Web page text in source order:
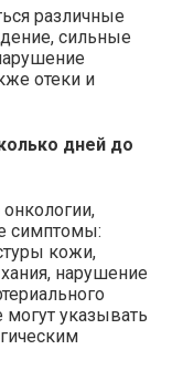
различные
сильные
отеки и
дней до
симптомы:
кожи,
нарушение
указывать